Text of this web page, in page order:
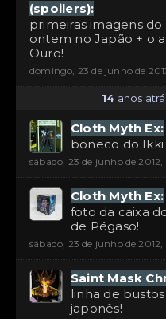
(spoilers):
primeiras imagens
ontem no Japão + o
Ouro!
domingo, 23 de junho de
14 anos
Cloth Myth Ex:
boneco do
sábado, 23 de junho de
Cloth Myth Ex:
foto da caixa
de Pégaso!
sábado, 23 de junho de
Saint Mask
linha de
japonês!